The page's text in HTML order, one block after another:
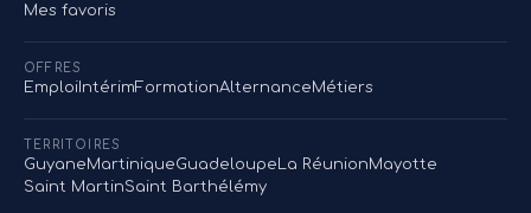
Mes favoris
OFFRES
EmploiIntérimFormationAlternanceMétiers
TERRITOIRES
GuyaneMartiniqueGuadeloupe La RéunionMayotte
Saint MartinSaint Barthélémy